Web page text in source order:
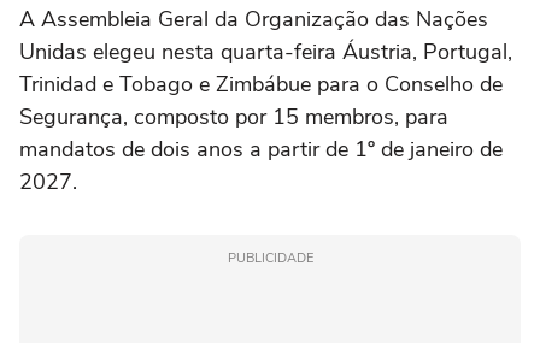
A Assembleia Geral da ‌Organização das Nações
Unidas elegeu nesta quarta-feira Áustria, Portugal,
Trinidad e Tobago e Zimbábue para o Conselho de
Segurança, composto por 15 membros, para
mandatos de dois ⁠anos a partir de 1º de ‌janeiro de
2027.
PUBLICIDADE